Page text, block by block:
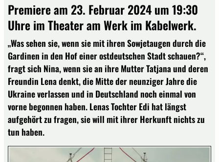
Premiere am 23. Februar 2024 um 19:30
Uhre im Theater am Werk im Kabelwerk.
„Was sehen sie, wenn sie mit ihren Sowjetaugen durch die
Gardinen in den Hof einer ostdeutschen Stadt schauen?“,
fragt sich Nina, wenn sie an ihre Mutter Tatjana und deren
Freundin Lena denkt, die Mitte der neunziger Jahre die
Ukraine verlassen und in Deutschland noch einmal von
vorne begonnen haben. Lenas Tochter Edi hat längst
aufgehört zu fragen, sie will mit ihrer Herkunft nichts zu
tun haben.